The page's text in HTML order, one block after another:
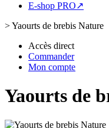
E-shop PRO↗
>Yaourts de brebis Nature
Accès direct
Commander
Mon compte
Yaourts de